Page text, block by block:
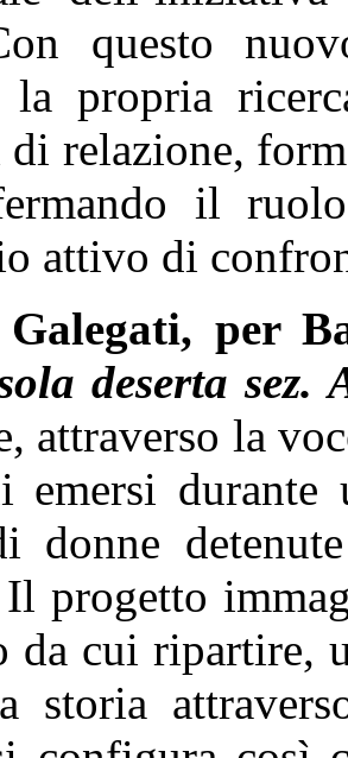
questo
la propria
di relazione,
il
attivo di
Galegati, per
deserta
attraverso la
emersi durante
donne
progetto
da cui ripartire,
storia